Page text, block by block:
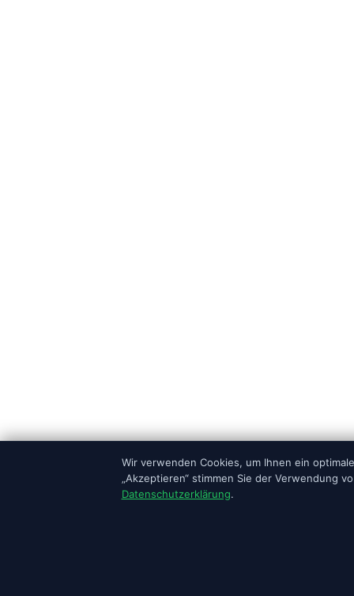
Wir verwenden Cookies, um Ihnen ein
„Akzeptieren“ stimmen Sie der Verwendung
Datenschutzerklärung.